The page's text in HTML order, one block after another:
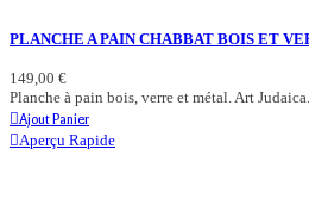
PLANCHE A PAIN CHABBAT BOIS ET
149,00 €
Planche à pain bois, verre et métal. Art Judaica.
Ajout Panier
Aperçu Rapide